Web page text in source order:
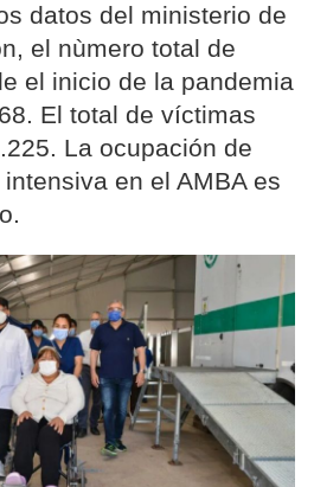
datos del ministerio de
el nùmero total de
el inicio de la pandemia
El total de víctimas
La ocupación de
en el AMBA es